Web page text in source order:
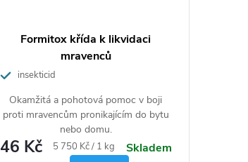
Formitox křída k likvidaci
mravenců
insekticid
Okamžitá a pohotová pomoc v boji
proti mravencům pronikajícím do bytu
nebo domu.
46 Kč
Měrná
5 750 Kč / 1 kg
Skladem